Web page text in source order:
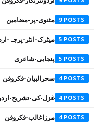
مثنوی-پر-مضامین 9
میٹرک-انٹر-پرچہ- 5
پنجابی-شاعری 5
سحرالبیان-فکروفن 4
غزل-کی-تشریح- 4
مرزاغالب-فکروفن 4